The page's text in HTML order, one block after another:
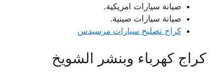
صيانة سيارات امريكية.
صيانة سيارات صينية.
كراج تصليح سيارات مرسيدس
كراج كهرباء وبنشر الشويخ